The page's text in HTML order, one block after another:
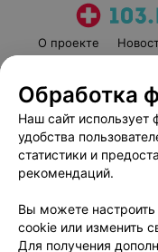
О проекте
Обработка
Наш сайт использует
удобства
статистики и
рекомендаций.
Вы можете
cookie или изменить
Для получения